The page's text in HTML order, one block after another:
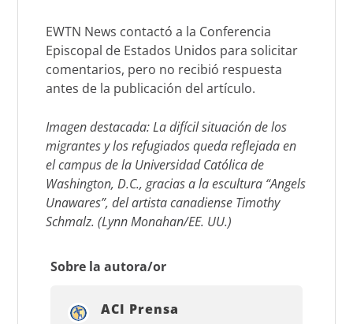
EWTN News contactó a la Conferencia
Episcopal de Estados Unidos para solicitar
comentarios, pero no recibió respuesta
antes de la publicación del artículo.
Imagen destacada: La difícil situación de los
migrantes y los refugiados queda reflejada en
el campus de la Universidad Católica de
Washington, D.C., gracias a la escultura “Angels
Unawares”, del artista canadiense Timothy
Schmalz. (Lynn Monahan/EE. UU.)
Sobre la autora/or
ACI Prensa